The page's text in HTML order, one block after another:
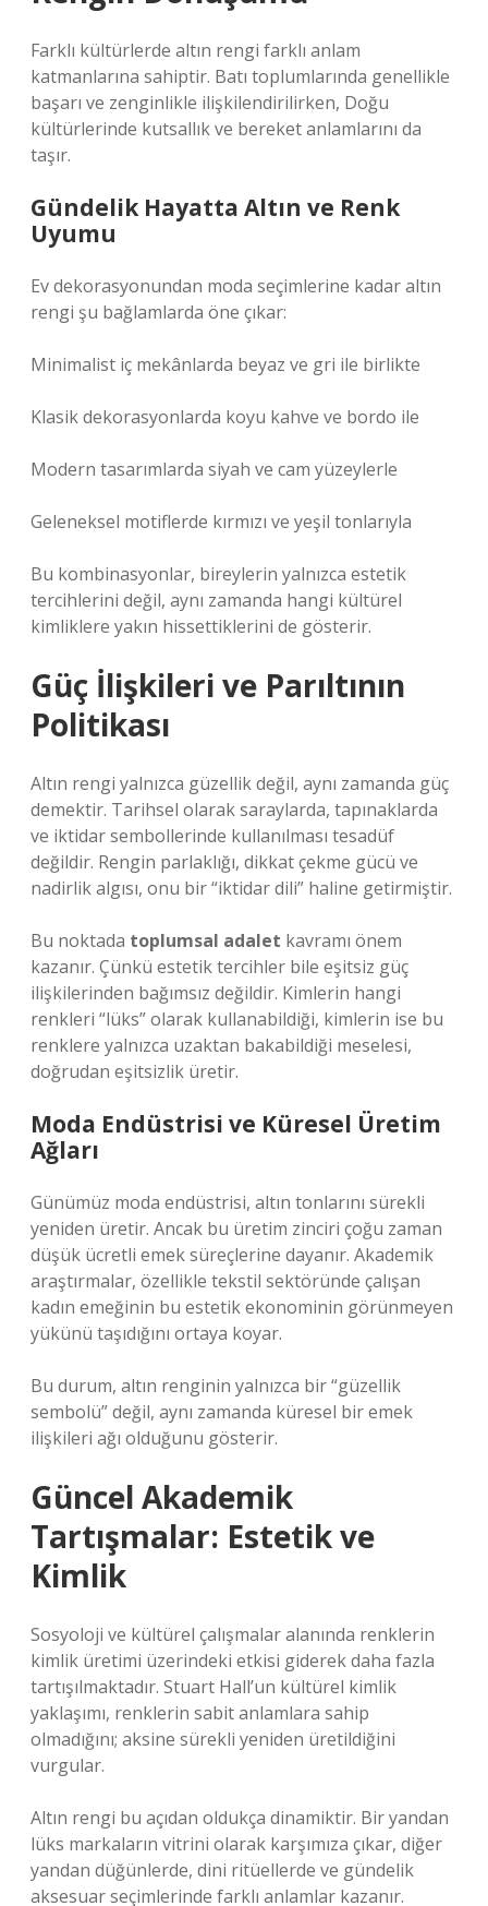
Farklı kültürlerde altın rengi farklı anlam
katmanlarına sahiptir. Batı toplumlarında genellikle
başarı ve zenginlikle ilişkilendirilirken, Doğu
kültürlerinde kutsallık ve bereket anlamlarını da
taşır.
Gündelik Hayatta Altın ve Renk
Uyumu
Ev dekorasyonundan moda seçimlerine kadar altın
rengi şu bağlamlarda öne çıkar:
Minimalist iç mekânlarda beyaz ve gri ile birlikte
Klasik dekorasyonlarda koyu kahve ve bordo ile
Modern tasarımlarda siyah ve cam yüzeylerle
Geleneksel motiflerde kırmızı ve yeşil tonlarıyla
Bu kombinasyonlar, bireylerin yalnızca estetik
tercihlerini değil, aynı zamanda hangi kültürel
kimliklere yakın hissettiklerini de gösterir.
Güç İlişkileri ve Parıltının
Politikası
Altın rengi yalnızca güzellik değil, aynı zamanda güç
demektir. Tarihsel olarak saraylarda, tapınaklarda
ve iktidar sembollerinde kullanılması tesadüf
değildir. Rengin parlaklığı, dikkat çekme gücü ve
nadirlik algısı, onu bir “iktidar dili” haline getirmiştir.
Bu noktada toplumsal adalet kavramı önem
kazanır. Çünkü estetik tercihler bile eşitsiz güç
ilişkilerinden bağımsız değildir. Kimlerin hangi
renkleri “lüks” olarak kullanabildiği, kimlerin ise bu
renklere yalnızca uzaktan bakabildiği meselesi,
doğrudan eşitsizlik üretir.
Moda Endüstrisi ve Küresel Üretim
Ağları
Günümüz moda endüstrisi, altın tonlarını sürekli
yeniden üretir. Ancak bu üretim zinciri çoğu zaman
düşük ücretli emek süreçlerine dayanır. Akademik
araştırmalar, özellikle tekstil sektöründe çalışan
kadın emeğinin bu estetik ekonominin görünmeyen
yükünü taşıdığını ortaya koyar.
Bu durum, altın renginin yalnızca bir “güzellik
sembolü” değil, aynı zamanda küresel bir emek
ilişkileri ağı olduğunu gösterir.
Güncel Akademik
Tartışmalar: Estetik ve
Kimlik
Sosyoloji ve kültürel çalışmalar alanında renklerin
kimlik üretimi üzerindeki etkisi giderek daha fazla
tartışılmaktadır. Stuart Hall’un kültürel kimlik
yaklaşımı, renklerin sabit anlamlara sahip
olmadığını; aksine sürekli yeniden üretildiğini
vurgular.
Altın rengi bu açıdan oldukça dinamiktir. Bir yandan
lüks markaların vitrini olarak karşımıza çıkar, diğer
yandan düğünlerde, dini ritüellerde ve gündelik
aksesuar seçimlerinde farklı anlamlar kazanır.